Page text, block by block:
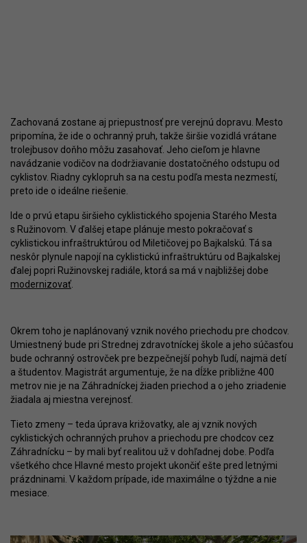
Zachovaná zostane aj priepustnosť pre verejnú dopravu. Mesto
pripomína, že ide o ochranný pruh, takže širšie vozidlá vrátane
trolejbusov doňho môžu zasahovať. Jeho cieľom je hlavne
navádzanie vodičov na dodržiavanie dostatočného odstupu od
cyklistov. Riadny cyklopruh sa na cestu podľa mesta nezmestí,
preto ide o ideálne riešenie.
Ide o prvú etapu širšieho cyklistického spojenia Starého Mesta
s Ružinovom. V ďalšej etape plánuje mesto pokračovať s
cyklistickou infraštruktúrou od Miletičovej po Bajkalskú. Tá sa
neskôr plynule napojí na cyklistickú infraštruktúru od Bajkalskej
ďalej popri Ružinovskej radiále, ktorá sa má v najbližšej dobe
modernizovať
Okrem toho je naplánovaný vznik nového priechodu pre chodcov.
Umiestnený bude pri Strednej zdravotníckej škole a jeho súčasťou
bude ochranný ostrovček pre bezpečnejší pohyb ľudí, najmä detí
a študentov. Magistrát argumentuje, že na dĺžke približne 400
metrov nie je na Záhradníckej žiaden priechod a o jeho zriadenie
žiadala aj miestna verejnosť.
Tieto zmeny – teda úprava križovatky, ale aj vznik nových
cyklistických ochranných pruhov a priechodu pre chodcov cez
Záhradnícku – by mali byť realitou už v dohľadnej dobe. Podľa
všetkého chce Hlavné mesto projekt ukončiť ešte pred letnými
prázdninami. V každom prípade, ide maximálne o týždne a nie
mesiace.